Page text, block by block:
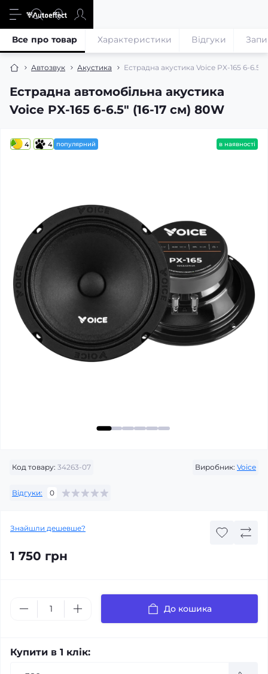
Автозвук Акустика Естрадна акустика Voice PX-165 6-6.5″
Естрадна автомобільна акустика
Voice PX-165 6-6.5″ (16-17 см) 80W
Все про товар Характеристики Відгуки
4 4 популярний в наявності
Код товару: 34263-07 Виробник: Voice
Відгуки: 0
Знайшли дешевше?
1 750 грн
До кошика
Купити в 1 клік: